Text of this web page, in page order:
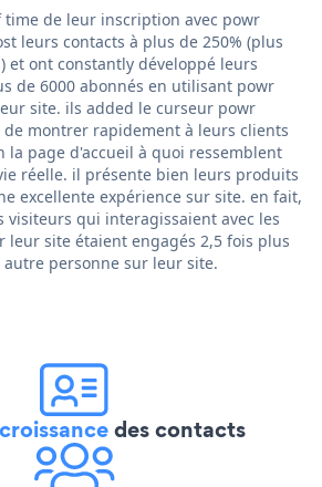
time de leur inscription avec powr
leurs contacts à plus de 250% (plus
et ont constantly développé leurs
de 6000 abonnés en utilisant powr
site. ils added le curseur powr
de montrer rapidement à leurs clients
la page d'accueil à quoi ressemblent
réelle. il présente bien leurs produits
excellente expérience sur site. en fait,
visiteurs qui interagissaient avec les
leur site étaient engagés 2,5 fois plus
personne sur leur site.
des contacts